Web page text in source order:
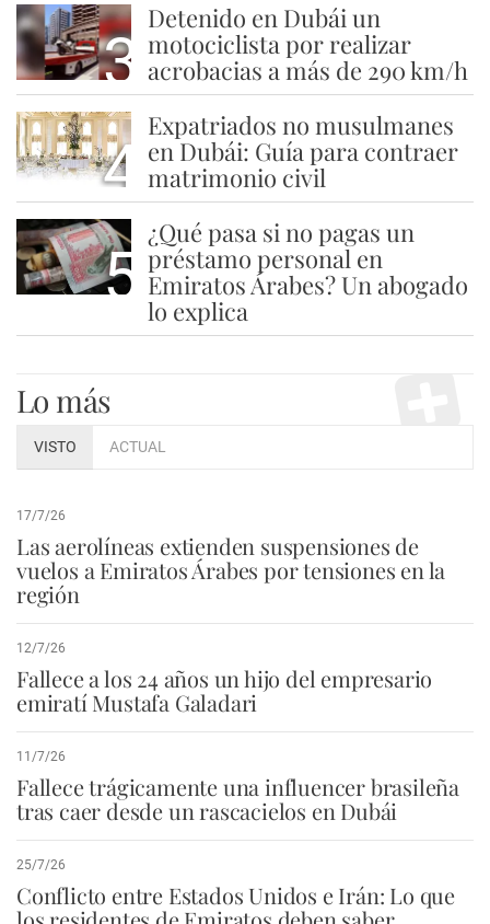
3
Detenido en Dubái un
motociclista por realizar
acrobacias a más de 290 km/h
4
Expatriados no musulmanes
en Dubái: Guía para contraer
matrimonio civil
5
¿Qué pasa si no pagas un
préstamo personal en
Emiratos Árabes? Un abogado
lo explica
Lo más
VISTO ACTUAL
17/7/26
Las aerolíneas extienden suspensiones de
vuelos a Emiratos Árabes por tensiones en la
región
12/7/26
Fallece a los 24 años un hijo del empresario
emiratí Mustafa Galadari
11/7/26
Fallece trágicamente una influencer brasileña
tras caer desde un rascacielos en Dubái
25/7/26
Conflicto entre Estados Unidos e Irán: Lo que